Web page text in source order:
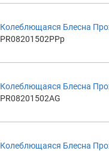
Колеблющаяся Блесна
PR08201502PPp
Колеблющаяся Блесна
PR08201502AG
Колеблющаяся Блесна